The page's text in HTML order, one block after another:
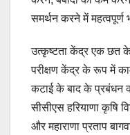
समर्थन करने में महत्वपूर्ण
उत्कृष्टता केंद्र एक छत
परीक्षण केंद्र के रूप में
कटाई के बाद के प्रबंधन
सीसीएस हरियाणा कृषि
और महाराणा प्रताप